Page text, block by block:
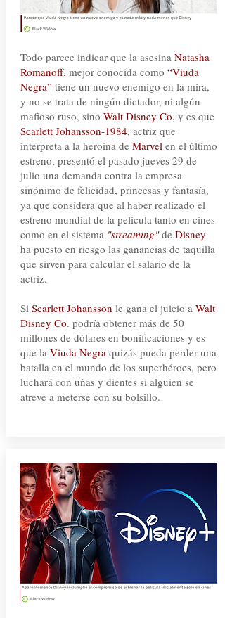
Todo parece indicar que la asesina Natasha
Romanoff, mejor conocida como “Viuda
Negra” tiene un nuevo enemigo en la mira,
y no se trata de ningún dictador, ni algún
mafioso ruso, sino Walt Disney Co, y es que
Scarlett Johansson-1984, actriz que
interpreta a la heroína de Marvelen el último
estreno, presentó el pasado jueves 29 de
julio una demanda contra la empresa
sinónimo de felicidad, princesas y fantasía,
ya que considera que al haber realizado el
estreno mundial de la película tanto en cines
como en el sistema "streaming"de Disney
ha puesto en riesgo las ganancias de taquilla
que sirven para calcular el salario de la
actriz.
Si Scarlett Johansson le gana el juicio a Walt
Disney Co. podría obtener más de 50
millones de dólares en bonificaciones y es
que la Viuda Negraquizás pueda perder una
batalla en el mundo de los superhéroes, pero
luchará con uñas y dientes si alguien se
atreve a meterse con su bolsillo.